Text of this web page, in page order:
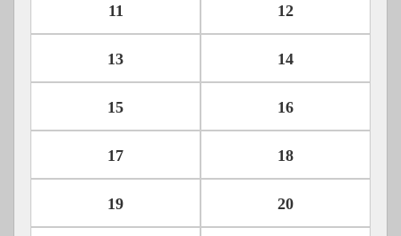
11 12
13 14
15 16
17 18
19 20